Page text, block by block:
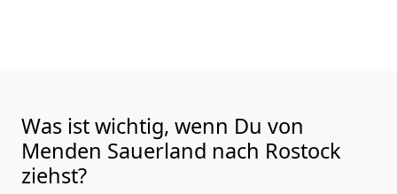
Was ist wichtig, wenn Du von
Menden Sauerland nach Rostock
ziehst?